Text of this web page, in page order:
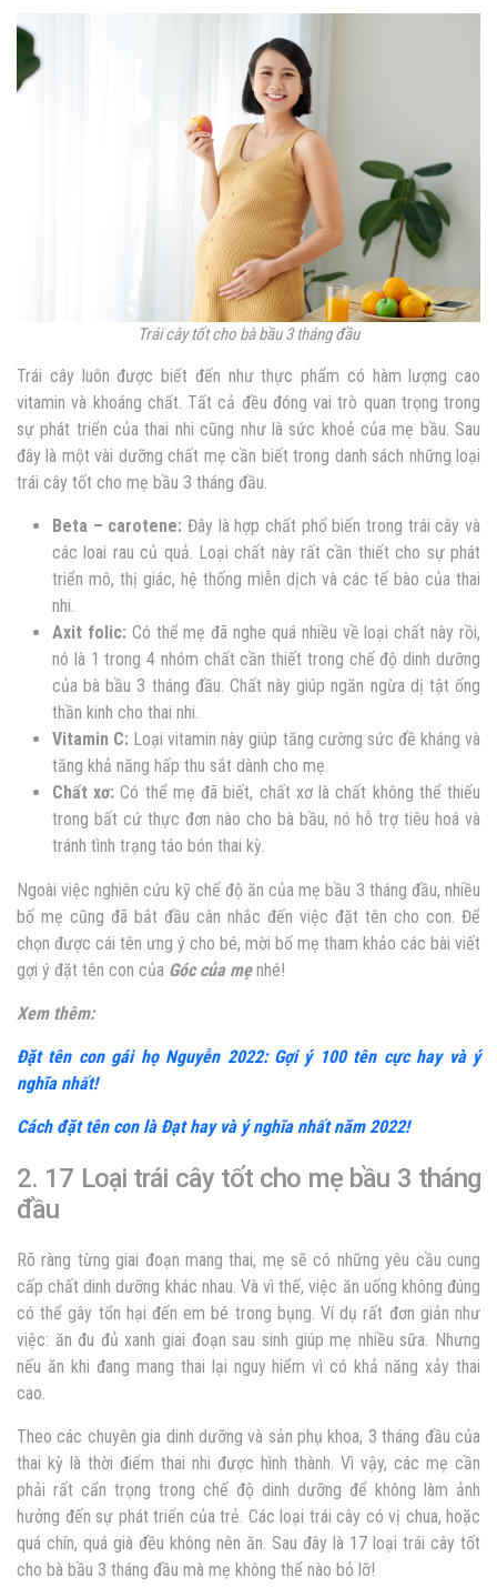
Trái cây tốt cho bà bầu 3 tháng đầu
Trái cây luôn được biết đến như thực phẩm có hàm lượng cao
vitamin và khoáng chất. Tất cả đều đóng vai trò quan trọng trong
sự phát triển của thai nhi cũng như là sức khoẻ của mẹ bầu. Sau
đây là một vài dưỡng chất mẹ cần biết trong danh sách những loại
trái cây tốt cho mẹ bầu 3 tháng đầu.
Beta – carotene: Đây là hợp chất phổ biến trong trái cây và
các loai rau củ quả. Loại chất này rất cần thiết cho sự phát
triển mô, thị giác, hệ thống miễn dịch và các tế bào của thai
nhi.
Axit folic: Có thể mẹ đã nghe quá nhiều về loại chất này rồi,
nó là 1 trong 4 nhóm chất cần thiết trong chế độ dinh dưỡng
của bà bầu 3 tháng đầu. Chất này giúp ngăn ngừa dị tật ống
thần kinh cho thai nhi.
Vitamin C: Loại vitamin này giúp tăng cường sức đề kháng và
tăng khả năng hấp thu sắt dành cho mẹ.
Chất xơ:Có thể mẹ đã biết, chất xơ là chất không thể thiếu
trong bất cứ thực đơn nào cho bà bầu, nó hỗ trợ tiêu hoá và
tránh tình trạng táo bón thai kỳ.
Ngoài việc nghiên cứu kỹ chế độ ăn của mẹ bầu 3 tháng đầu, nhiều
bố mẹ cũng đã bắt đầu cân nhắc đến việc đặt tên cho con. Để
chọn được cái tên ưng ý cho bé, mời bố mẹ tham khảo các bài viết
gợi ý đặt tên con của Góc của mẹnhé!
Xem thêm:
Đặt tên con gái họ Nguyễn 2022: Gợi ý 100 tên cực hay và ý
nghĩa nhất!
Cách đặt tên con là Đạt hay và ý nghĩa nhất năm 2022!
2. 17 Loại trái cây tốt cho mẹ bầu 3 tháng
đầu
Rõ ràng từng giai đoạn mang thai, mẹ sẽ có những yêu cầu cung
cấp chất dinh dưỡng khác nhau. Và vì thế, việc ăn uống không đúng
có thể gây tổn hại đến em bé trong bụng. Ví dụ rất đơn giản như
việc: ăn đu đủ xanh giai đoạn sau sinh giúp mẹ nhiều sữa. Nhưng
nếu ăn khi đang mang thai lại nguy hiểm vì có khả năng xảy thai
cao.
Theo các chuyên gia dinh dưỡng và sản phụ khoa, 3 tháng đầu của
thai kỳ là thời điểm thai nhi được hình thành. Vì vậy, các mẹ cần
phải rất cẩn trọng trong chế độ dinh dưỡng để không làm ảnh
hưởng đến sự phát triển của trẻ. Các loại trái cây có vị chua, hoặc
quá chín, quá già đều không nên ăn. Sau đây là 17 loại trái cây tốt
cho bà bầu 3 tháng đầu mà mẹ không thể nào bỏ lỡ!